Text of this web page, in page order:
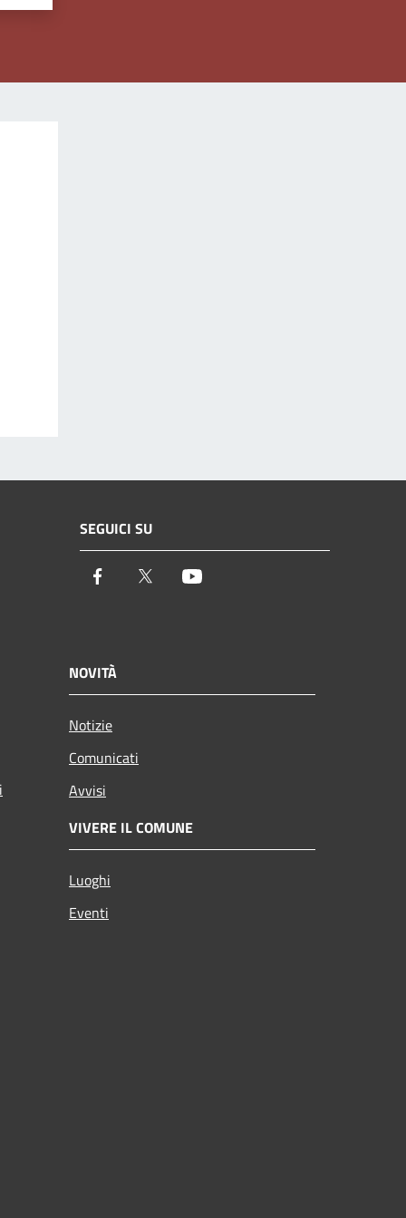
SEGUICI SU
Facebook Twitter
NOVITÀ
Notizie
Comunicati
Avvisi
VIVERE IL COMUNE
Luoghi
Eventi